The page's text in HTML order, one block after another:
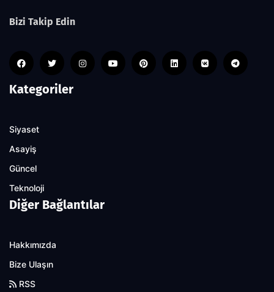
Bizi Takip Edin
Kategoriler
Siyaset
Asayiş
Güncel
Teknoloji
Diğer Bağlantılar
Hakkımızda
Bize Ulaşın
RSS